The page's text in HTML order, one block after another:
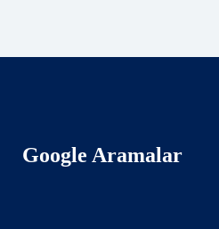
Google Aramalar